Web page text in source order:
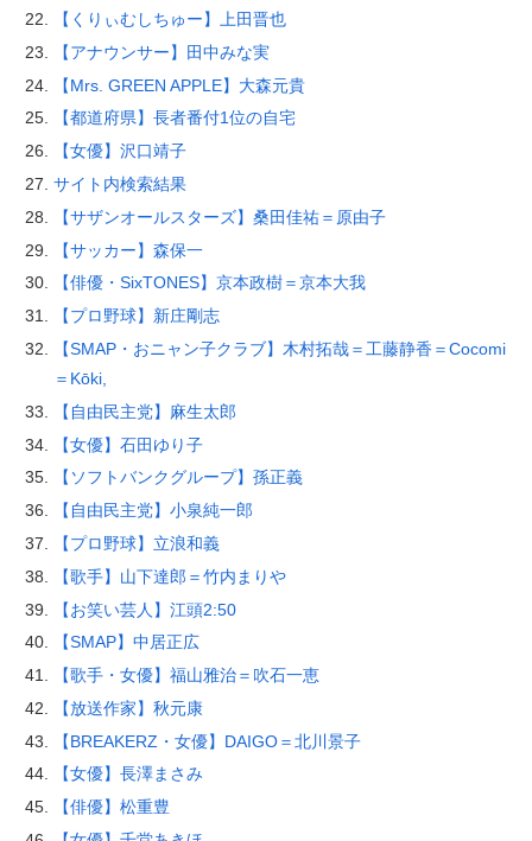
【くりぃむしちゅー】上田晋也
【アナウンサー】田中みな実
【Mrs. GREEN APPLE】大森元貴
【都道府県】長者番付1位の自宅
【女優】沢口靖子
サイト内検索結果
【サザンオールスターズ】桑田佳祐＝原由子
【サッカー】森保一
【俳優・SixTONES】京本政樹＝京本大我
【プロ野球】新庄剛志
【SMAP・おニャン子クラブ】木村拓哉＝工藤静香＝Cocomi
＝Kōki,
【自由民主党】麻生太郎
【女優】石田ゆり子
【ソフトバンクグループ】孫正義
【自由民主党】小泉純一郎
【プロ野球】立浪和義
【歌手】山下達郎＝竹内まりや
【お笑い芸人】江頭2:50
【SMAP】中居正広
【歌手・女優】福山雅治＝吹石一恵
【放送作家】秋元康
【BREAKERZ・女優】DAIGO＝北川景子
【女優】長澤まさみ
【俳優】松重豊